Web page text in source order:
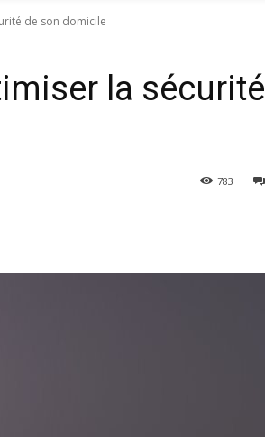
de son domicile
la sécurité
783